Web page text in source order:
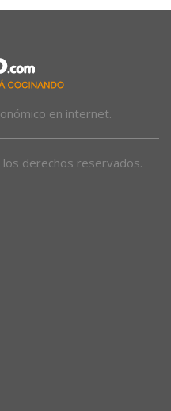
en internet.
derechos reservados.